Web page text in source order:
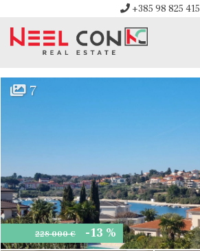
+385 98 825 415
7
228 000 € -13 %